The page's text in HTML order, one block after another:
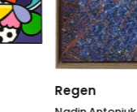
Regen